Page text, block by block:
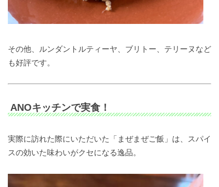
その他、ルンダントルティーヤ、ブリトー、テリーヌなど
も好評です。
ANOキッチンで実食！
実際に訪れた際にいただいた「まぜまぜご飯」は、スパイ
スの効いた味わいがクセになる逸品。